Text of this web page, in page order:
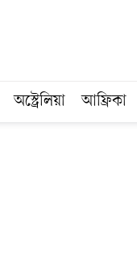
অস্ট্রেলিয়া আফ্রিকা